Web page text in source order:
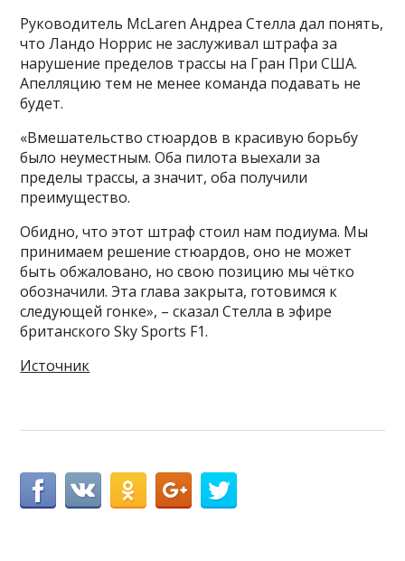
Руководитель McLaren Андреа Стелла дал понять,
что Ландо Норрис не заслуживал штрафа за
нарушение пределов трассы на Гран При США.
Апелляцию тем не менее команда подавать не
будет.
«Вмешательство стюардов в красивую борьбу
было неуместным. Оба пилота выехали за
пределы трассы, а значит, оба получили
преимущество.
Обидно, что этот штраф стоил нам подиума. Мы
принимаем решение стюардов, оно не может
быть обжаловано, но свою позицию мы чётко
обозначили. Эта глава закрыта, готовимся к
следующей гонке», – сказал Стелла в эфире
британского Sky Sports F1.
Источник